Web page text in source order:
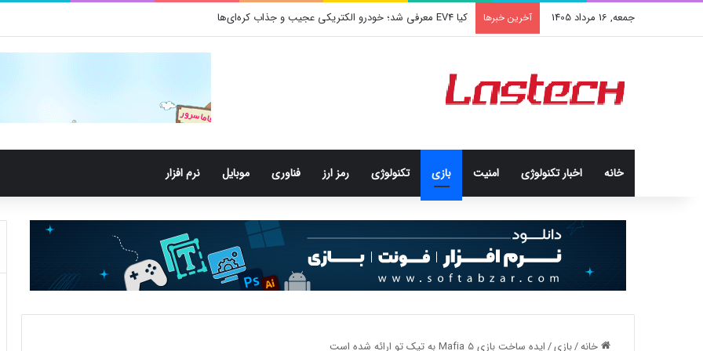
جمعه, 16 مرداد 1405 آخرین خبرها کیا EV4 معرفی شد؛ خودرو الکتریکی عجیب و جذاب کره‌ای‌ها
خانه اخبار تکنولوژی امنيت بازی تکنولوژی رمز ارز فناوری موبایل نرم افزار
خانه/بازی/ایده ساخت بازی Mafia 5 به تیک تو ارائه شده است